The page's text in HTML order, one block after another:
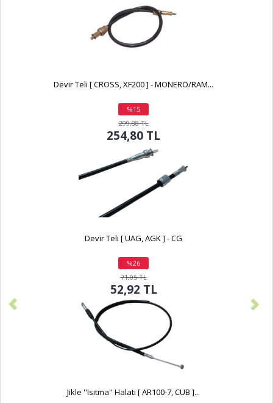
Devir Teli [ CROSS, XF200 ] - MONERO/RAM...
%15
indirim
299,88 TL
254,80 TL
Devir Teli [ UAG, AGK ] - CG
%26
indirim
71,05 TL
52,92 TL
Jikle ''Isıtma'' Halatı [ AR100-7, CUB ]...